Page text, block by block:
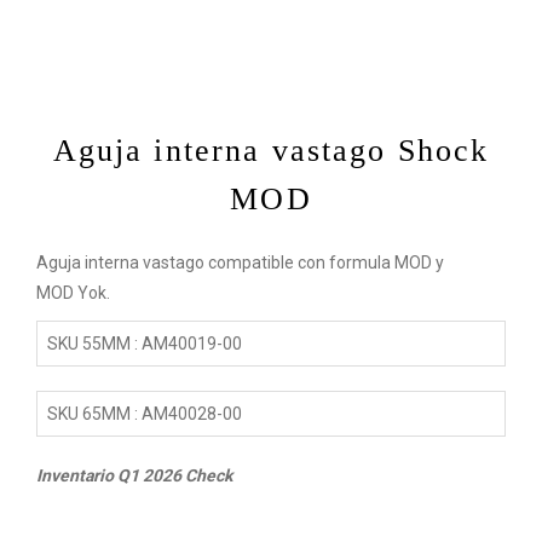
Aguja interna vastago Shock
MOD
Aguja interna vastago compatible con formula MOD y
MOD Yok.
SKU 55MM : AM40019-00
SKU 65MM : AM40028-00
Inventario Q1 2026 Check